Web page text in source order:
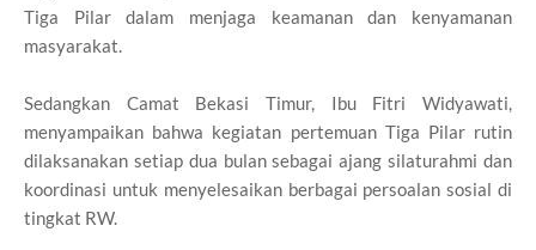
Tiga Pilar dalam menjaga keamanan dan kenyamanan
masyarakat.
Sedangkan Camat Bekasi Timur, Ibu Fitri Widyawati,
menyampaikan bahwa kegiatan pertemuan Tiga Pilar rutin
dilaksanakan setiap dua bulan sebagai ajang silaturahmi dan
koordinasi untuk menyelesaikan berbagai persoalan sosial di
tingkat RW.